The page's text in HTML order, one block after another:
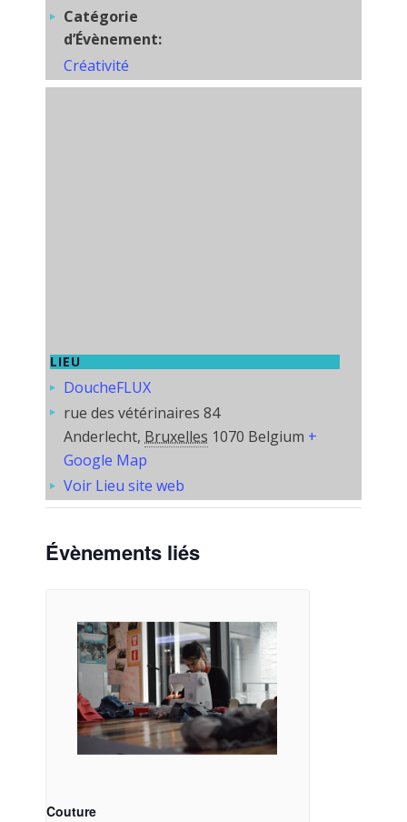
Catégorie
d’Évènement:
Créativité
LIEU
DoucheFLUX
rue des vétérinaires 84
Anderlecht, Bruxelles 1070 Belgium +
Google Map
Voir Lieu site web
Évènements liés
Couture